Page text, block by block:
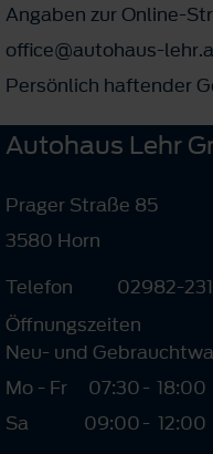
Angaben zur Online-
office@autohaus-
Persönlich haftender
Autohaus Lehr
Prager Straße 85
3580 Horn
Telefon
02982-
Öffnungszeiten
Neu- und
Mo - Fr
07:30- 18:00
Sa
09:00- 12:00